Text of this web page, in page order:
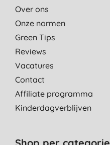
Over ons
Onze normen
Green Tips
Reviews
Vacatures
Contact
Affiliate programma
Kinderdagverblijven